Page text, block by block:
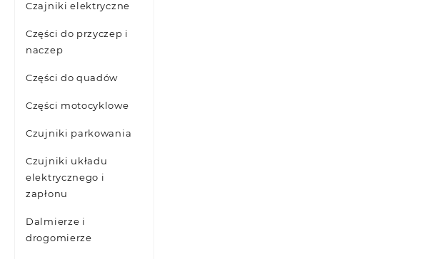
Czajniki elektryczne
Części do przyczep i
naczep
Części do quadów
Części motocyklowe
Czujniki parkowania
Czujniki układu
elektrycznego i
zapłonu
Dalmierze i
drogomierze